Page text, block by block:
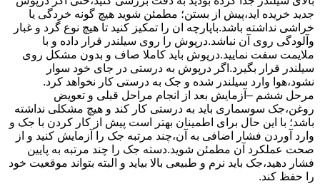
جدید خریده اید،پیش از بستن؛ مطمئن شوید هیچ گونه خردگی یا
خراشی نداشته باشد.باپارچه ان را تمکیز کنید تا هیچ نوع گرد و غبار
وآلودگی روی آن نباشد.درپوش را روی سیلندر قرار داده و با
ملایمت سفت نمایید.درپوش باید کاملا صاف و بدون مشکل روی
سیلندر قرار بگیرد.اگر درپوش به درستی در جای خود سوار
نشود،هوا وارد سیلندر شده و جک به درستی کار نخواهد کرد.
مرحل ششم –آزمایش بعد از انجام مراحل قبلی و تعویض
روغن،جک سوسماری باید به درستی کار کند و هیچ مشکلی نداشته
باشد؛ با این حال برای اطمینان بهتر است پیش از کار کردن با جک و
وارد آوردن فشار اضافی به آن،چند مرتبه جک را آزمایش کنید و از
صحت عملکرد آن مطمئن شوید.دسته جک را چند مرتبه به پایین
فشار دهید،جک باید نرم و طبیعی بالا بیاید و البته بتواند موقعیت خود
را حفظ کند.